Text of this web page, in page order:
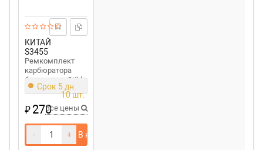
КИТАЙ
S3455
Ремкомплект
карбюратора
бензопилы Stihl
MS 660
Срок 5 дн.
10 шт.
₽270Все цены
- + В корзину